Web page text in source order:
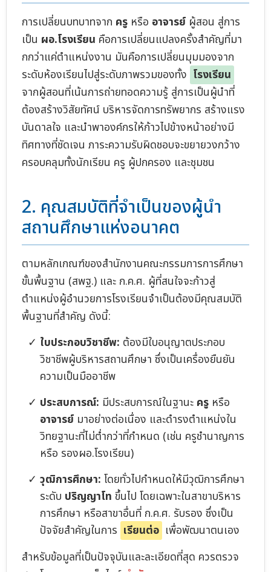
การเปลี่ยนบทบาทจาก ครู หรือ อาจารย์ ผู้สอน สู่การ
เป็น ผอ.โรงเรียน คือการเปลี่ยนแปลงครั้งสำคัญที่มา
กกว่าแค่ตำแหน่งงาน มันคือการเปลี่ยนมุมมองจาก
ระดับห้องเรียนไปสู่ระดับภาพรวมของทั้ง โรงเรียน
จากผู้สอนที่เน้นการถ่ายทอดความรู้ สู่การเป็นผู้นำที่
ต้องสร้างวิสัยทัศน์ บริหารจัดการทรัพยากร สร้างแรง
บันดาลใจ และนำพาองค์กรให้ก้าวไปข้างหน้าอย่างมี
ทิศทางที่ชัดเจน ภาระความรับผิดชอบจะขยายวงกว้าง
ครอบคลุมทั้งนักเรียน ครู ผู้ปกครอง และชุมชน
2. คุณสมบัติที่จำเป็นของผู้นำ
สถานศึกษาแห่งอนาคต
ตามหลักเกณฑ์ของสำนักงานคณะกรรมการการศึกษา
ขั้นพื้นฐาน (สพฐ.) และ ก.ค.ศ. ผู้ที่สนใจจะก้าวสู่
ตำแหน่งผู้อำนวยการโรงเรียนจำเป็นต้องมีคุณสมบัติ
พื้นฐานที่สำคัญ ดังนี้:
ใบประกอบวิชาชีพ: ต้องมีใบอนุญาตประกอบ
วิชาชีพผู้บริหารสถานศึกษา ซึ่งเป็นเครื่องยืนยัน
ความเป็นมืออาชีพ
ประสบการณ์: มีประสบการณ์ในฐานะ ครู หรือ
อาจารย์ มาอย่างต่อเนื่อง และดำรงตำแหน่งใน
วิทยฐานะที่ไม่ต่ำกว่าที่กำหนด (เช่น ครูชำนาญการ
หรือ รองผอ.โรงเรียน)
วุฒิการศึกษา: โดยทั่วไปกำหนดให้มีวุฒิการศึกษา
ระดับ ปริญญาโท ขึ้นไป โดยเฉพาะในสาขาบริหาร
การศึกษา หรือสาขาอื่นที่ ก.ค.ศ. รับรอง ซึ่งเป็น
ปัจจัยสำคัญในการ เรียนต่อ เพื่อพัฒนาตนเอง
สำหรับข้อมูลที่เป็นปัจจุบันและละเอียดที่สุด ควรตรวจ